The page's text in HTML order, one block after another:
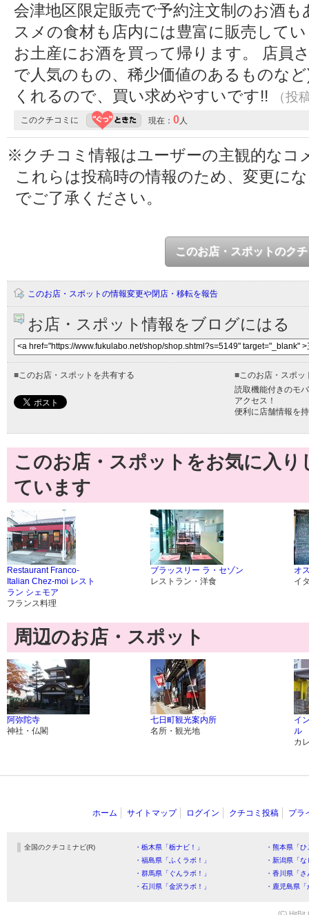
会津地区限定販売で予約注文制のお酒
スメの食材も店内には豊富に販売して
お土産にお酒を買って帰ります。 店員
で人気のもの、稀少価値のあるものな
くれるので、買い求めやすいです!!
（
このクチコミに 現在： 0 人
※クチコミ情報はユーザーの主観的なコ
これらは投稿時の情報のため、変更に
でご了承ください。
このお店・スポットのク
このお店・スポットの情報変更や閉店・移転を報告
お店・スポット情報をブログにはる
■ このお店・スポットを共有する ■ このお店・スポ
読取機能付きのモ
アクセス！
便利に店舗情報を
このお店・スポットをお気に入
ています
Restaurant Franco-
Italian Chez-moi レスト
ラン シェモア
フランス料理
ブラッスリー ラ・セゾン
レストラン・洋食
オ
イ
周辺のお店・スポット
阿弥陀寺
神社・仏閣
七日町観光案内所
名所・観光地
イ
ル
カ
ホーム サイトマップ ログイン クチコミ投稿 プラ
全国のクチコミナビ(R) ・栃木県「栃ナビ！」
・熊本県「
・福島県「ふくラボ！」
・新潟県「
・群馬県「ぐんラボ！」
・香川県「
・石川県「金沢ラボ！」
・鹿児島県
(C) HitBit